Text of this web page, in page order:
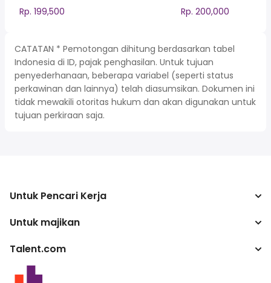
Rp. 199,500
Rp. 200,000
CATATAN * Pemotongan dihitung berdasarkan tabel
Indonesia di ID, pajak penghasilan. Untuk tujuan
penyederhanaan, beberapa variabel (seperti status
perkawinan dan lainnya) telah diasumsikan. Dokumen ini
tidak mewakili otoritas hukum dan akan digunakan untuk
tujuan perkiraan saja.
Untuk Pencari Kerja
Mencari pekerjaan
Untuk majikan
Perusahaan
Talent.com
Lebih banyak negara